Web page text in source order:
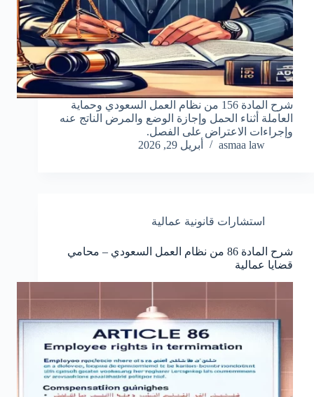
شرح المادة 156 من نظام العمل السعودي وحماية
العاملة أثناء الحمل وإجازة الوضع والمرض الناتج عنه
وإجراءات الاعتراض على الفصل.
asmaa law
أبريل 29, 2026
استشارات قانونية عمالية
شرح المادة 86 من نظام العمل السعودي – محامي
قضايا عمالية